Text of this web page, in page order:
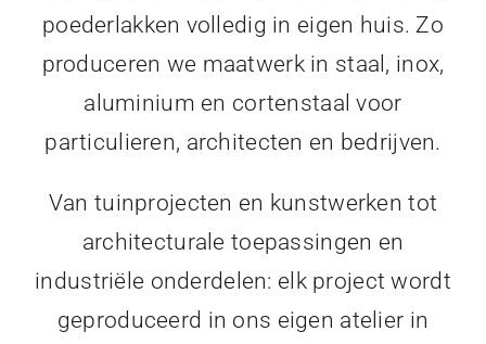
poederlakken volledig in eigen huis. Zo
produceren we maatwerk in staal, inox,
aluminium en cortenstaal voor
particulieren, architecten en bedrijven.
Van tuinprojecten en kunstwerken tot
architecturale toepassingen en
industriële onderdelen: elk project wordt
geproduceerd in ons eigen atelier in